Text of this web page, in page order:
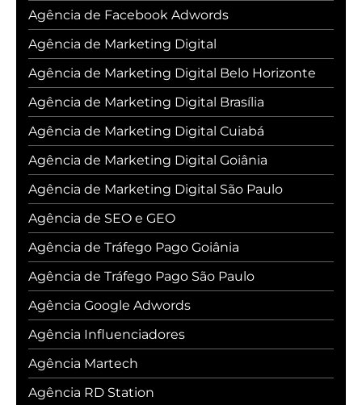
Agência de Facebook Adwords
Agência de Marketing Digital
Agência de Marketing Digital Belo Horizonte
Agência de Marketing Digital Brasília
Agência de Marketing Digital Cuiabá
Agência de Marketing Digital Goiânia
Agência de Marketing Digital São Paulo
Agência de SEO e GEO
Agência de Tráfego Pago Goiânia
Agência de Tráfego Pago São Paulo
Agência Google Adwords
Agência Influenciadores
Agência Martech
Agência RD Station